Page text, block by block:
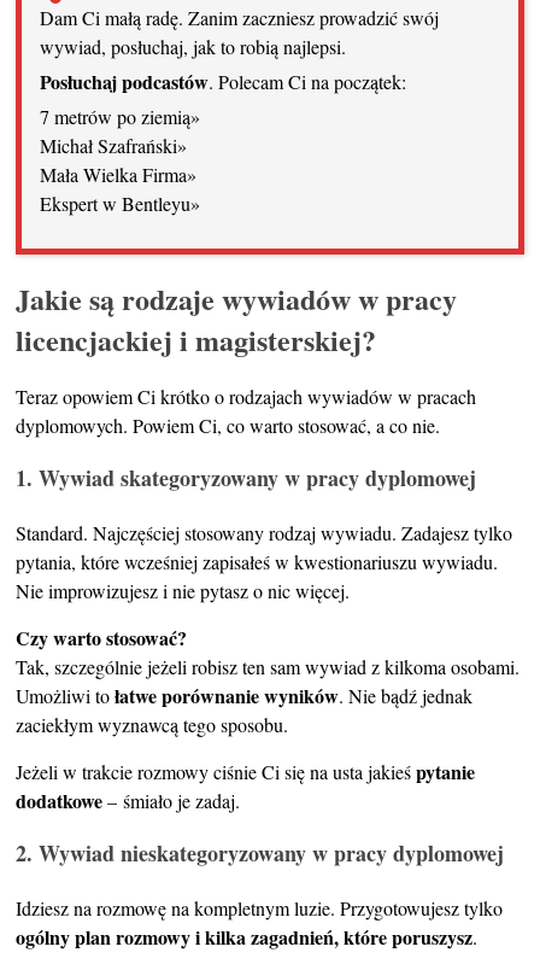
Dam Ci małą radę. Zanim zaczniesz prowadzić swój
wywiad, posłuchaj, jak to robią najlepsi.
Posłuchaj podcastów. Polecam Ci na początek:
7 metrów po ziemią»
Michał Szafrański»
Mała Wielka Firma»
Ekspert w Bentleyu»
Jakie są rodzaje wywiadów w pracy
licencjackiej i magisterskiej?
Teraz opowiem Ci krótko o rodzajach wywiadów w pracach
dyplomowych. Powiem Ci, co warto stosować, a co nie.
1. Wywiad skategoryzowany w pracy dyplomowej
Standard. Najczęściej stosowany rodzaj wywiadu. Zadajesz tylko
pytania, które wcześniej zapisałeś w kwestionariuszu wywiadu.
Nie improwizujesz i nie pytasz o nic więcej.
Czy warto stosować?
Tak, szczególnie jeżeli robisz ten sam wywiad z kilkoma osobami.
Umożliwi tołatwe porównanie wyników. Nie bądź jednak
zaciekłym wyznawcą tego sposobu.
Jeżeli w trakcie rozmowy ciśnie Ci się na usta jakieśpytanie
dodatkowe– śmiało je zadaj.
2. Wywiad nieskategoryzowany w pracy dyplomowej
Idziesz na rozmowę na kompletnym luzie. Przygotowujesz tylko
ogólny plan rozmowy i kilka zagadnień, które poruszysz.